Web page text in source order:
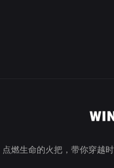
点燃生命的火把，带你穿越